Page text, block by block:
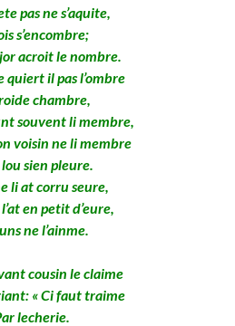
pas ne s’aquite,
s’encombre;
acroit le nombre.
quiert il pas l’ombre
chambre,
souvent li membre,
voisin ne li membre
sien pleure.
li at corru seure,
en petit d’eure,
ne l’ainme.
cousin le claime
« Ci faut traime
lecherie.